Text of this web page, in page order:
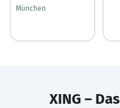
München
XING –